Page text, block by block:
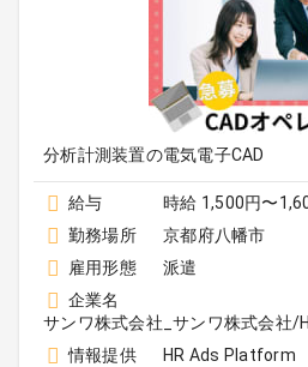
分析計測装置の電気電子CAD
給与
時給 1,500円〜
勤務場所
京都府八幡市
雇用形態
派遣
企業名
サンワ株式会社_サンワ株式会社/
情報提供
HR Ads Platform